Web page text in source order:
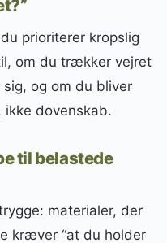
prioriterer kropslig
om du trækker vejret
og om du bliver
dovenskab.
til belastede
materialer, der
kræver “at du holder